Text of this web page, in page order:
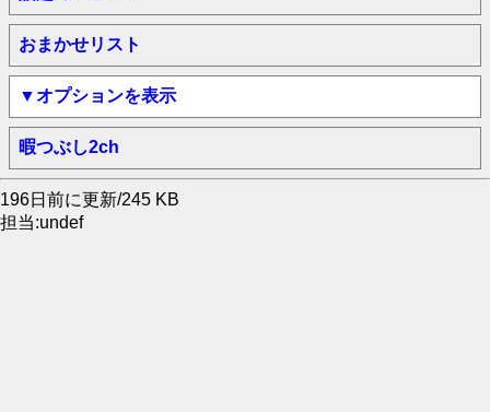
おまかせリスト
▼オプションを表示
暇つぶし2ch
196日前に更新/245 KB
担当:undef